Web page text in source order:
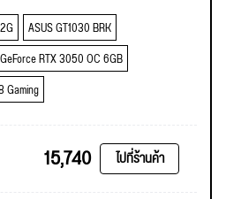
ASUS GT1030 BRK
RTX 3050 OC 6GB
Gaming
15,740 ไปที่ร้านค้า